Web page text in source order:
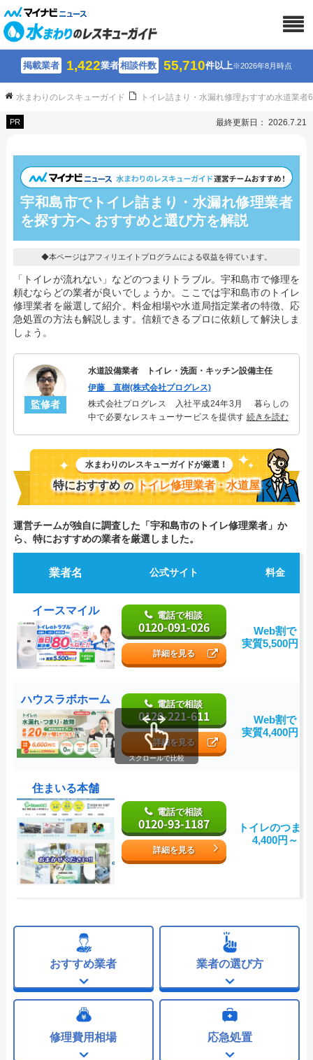
掲載業者 1,422業者相談件数 55,710件以上※2026年8月時点
水まわりのレスキューガイド トイレ詰まり・水漏れ修理おすすめ水道業
PR 最終更新日： 2026.7.21
宇和島市でトイレ詰まり・水漏れ修理業者
を探す方へ おすすめと選び方を解説
◆本ページはアフィリエイトプログラムによる収益を得ています。
「トイレが流れない」などのつまりトラブル。宇和島市で修理を
頼むならどの業者が良いでしょうか。ここでは宇和島市のトイレ
修理業者を厳選して紹介。料金相場や水道局指定業者の特徴、応
急処置の方法も解説します。信頼できるプロに依頼して解決しま
しょう。
監修者
水道設備業者 トイレ・洗面・キッチン設備主任
伊藤 直樹(株式会社プログレス)
株式会社プログレス 入社平成24年3月 暮らしの
中で必要なレスキューサービスを提供する株式会社
トイレ・洗面・キッチン関連のトラブルを解決。多
くのお客様に信頼される「トイレ・洗面・キッチ
ン」のスペシャリスト。
続きを読む
水まわりのレスキューガイドが厳選！
特におすすめ の トイレ修理業者・水道屋
運営チームが独自に調査した「宇和島市のトイレ修理業者」か
ら、特におすすめの業者を厳選しました。
業者名 公式サイト 料金
イースマイル 電話で相談
0120-091-026
詳細を見る
Web割で
実質5,500円～
ハウスラボホーム 電話で相談
0120-221-611
詳細を見る
Web割で
実質4,400円～
住まいる本舗
電話で相談
0120-93-1187
詳細を見る
トイレのつまり
4,400円～
スクロールで比較
おすすめ業者 業者の選び方
修理費用相場 応急処置